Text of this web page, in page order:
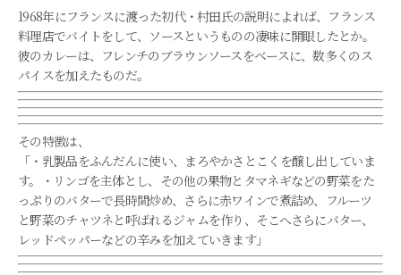
1968年にフランスに渡った初代・村田氏の説明によれば、フランス
料理店でバイトをして、ソースというものの凄味に開眼したとか。
彼のカレーは、フレンチのブラウンソースをベースに、数多くのス
パイスを加えたものだ。
その特徴は、
「・乳製品をふんだんに使い、まろやかさとこくを醸し出していま
す。・リンゴを主体とし、その他の果物とタマネギなどの野菜をた
っぷりのバターで長時間炒め、さらに赤ワインで煮詰め、フルーツ
と野菜のチャツネと呼ばれるジャムを作り、そこへさらにバター、
レッドペッパーなどの辛みを加えていきます」